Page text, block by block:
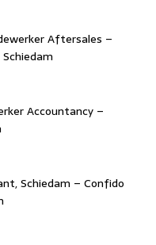
Aftersales –
Accountancy –
Schiedam – Confido